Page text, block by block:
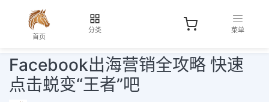
首页
分类 菜单
Facebook出海营销全攻略 快速
点击蜕变“王者”吧